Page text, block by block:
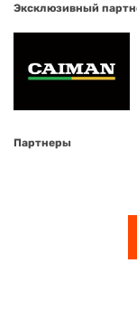
Эксклюзивный
Партнеры